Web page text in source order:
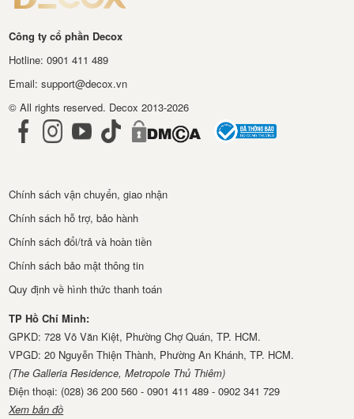
Công ty cổ phần Decox
Hotline: 0901 411 489
Email: support@decox.vn
© All rights reserved. Decox 2013-2026
Chính sách vận chuyển, giao nhận
Chính sách hỗ trợ, bảo hành
Chính sách đổi/trả và hoàn tiền
Chính sách bảo mật thông tin
Quy định về hình thức thanh toán
TP Hồ Chí Minh:
GPKD: 728 Võ Văn Kiệt, Phường Chợ Quán, TP. HCM.
VPGD: 20 Nguyễn Thiện Thành, Phường An Khánh, TP. HCM.
(The Galleria Residence, Metropole Thủ Thiêm)
Điện thoại: (028) 36 200 560 - 0901 411 489 - 0902 341 729
Xem bản đồ